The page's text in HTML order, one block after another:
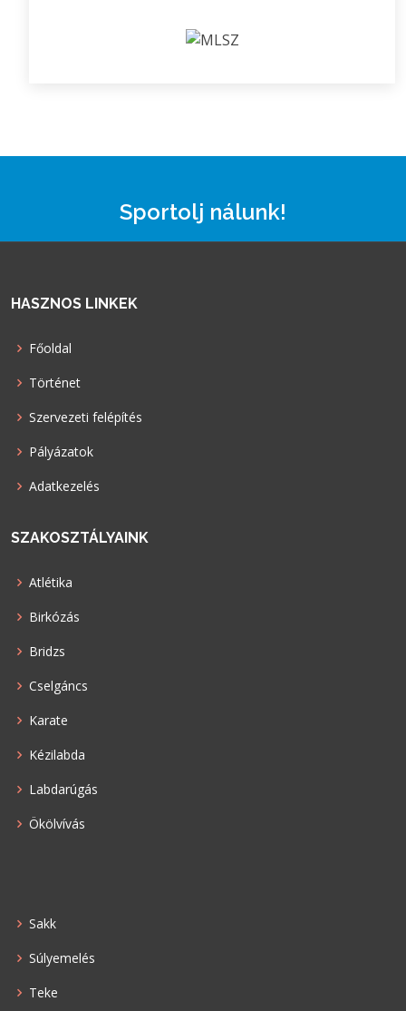
Sportolj nálunk!
HASZNOS LINKEK
Főoldal
Történet
Szervezeti felépítés
Pályázatok
Adatkezelés
SZAKOSZTÁLYAINK
Atlétika
Birkózás
Bridzs
Cselgáncs
Karate
Kézilabda
Labdarúgás
Ökölvívás
Sakk
Súlyemelés
Teke